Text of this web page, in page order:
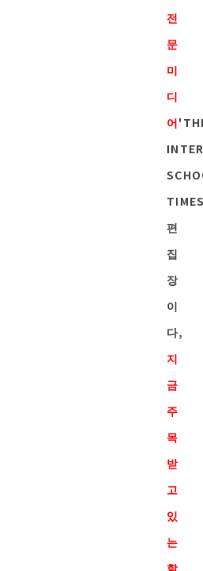
전
문
미
디
어
편
집
장
이
다,
지
금
주
목
받
고
있
는
할